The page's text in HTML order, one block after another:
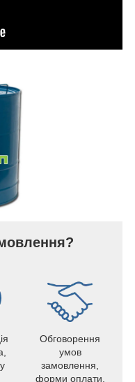
Обговорення
умов
замовлення,
форми оплати,